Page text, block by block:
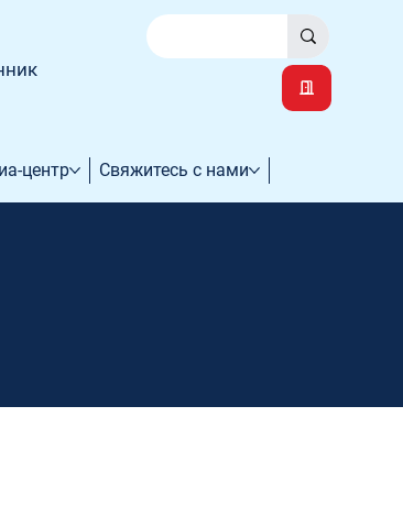
центр Свяжитесь с нами